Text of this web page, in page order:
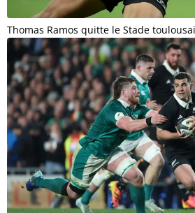
Thomas Ramos quitte le Stade